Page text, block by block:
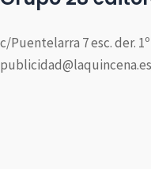
c/Puentelarra 7 esc. der. 1º
publicidad@laquincena.es